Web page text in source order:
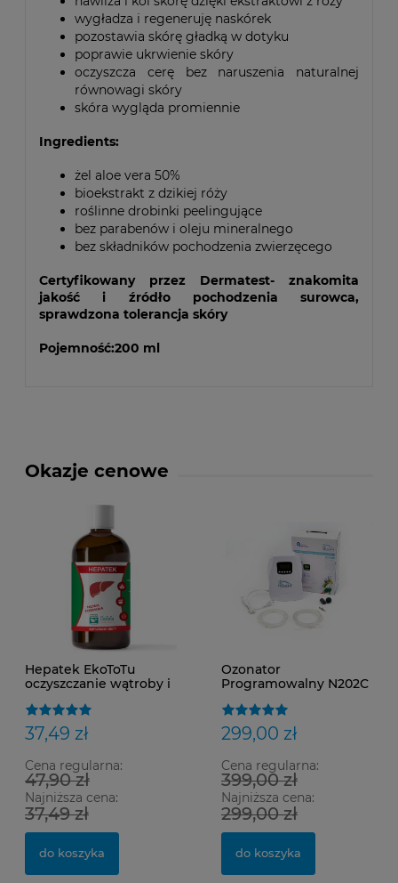
wygładza i regeneruję naskórek
pozostawia skórę gładką w dotyku
poprawie ukrwienie skóry
oczyszcza cerę bez naruszenia naturalnej
równowagi skóry
skóra wygląda promiennie
Ingredients:
żel aloe vera 50%
bioekstrakt z dzikiej róży
roślinne drobinki peelingujące
bez parabenów i oleju mineralnego
bez składników pochodzenia zwierzęcego
Certyfikowany przez Dermatest- znakomita
jakość i źródło pochodzenia surowca,
sprawdzona tolerancja skóry
Pojemność:200 ml
Okazje cenowe
Hepatek EkoToTu
oczyszczanie wątroby i
37,49 zł
Cena regularna:
47,90 zł
Najniższa cena:
37,49 zł
do koszyka
Ozonator
Programowalny N202C
Rurka Dostawa 0zł
299,00 zł
Cena regularna:
399,00 zł
Najniższa cena:
299,00 zł
do koszyka